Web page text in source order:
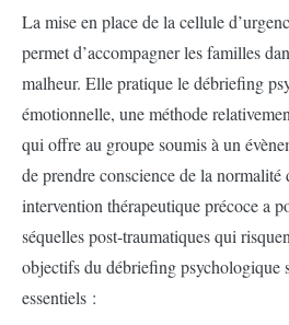
La mise en place de la cellule
permet d’accompagner les familles
malheur. Elle pratique le débriefing
émotionnelle, une méthode
qui offre au groupe soumis à un
de prendre conscience de la normalité
intervention thérapeutique précoce a
séquelles post-traumatiques qui
objectifs du débriefing psychologique
essentiels :